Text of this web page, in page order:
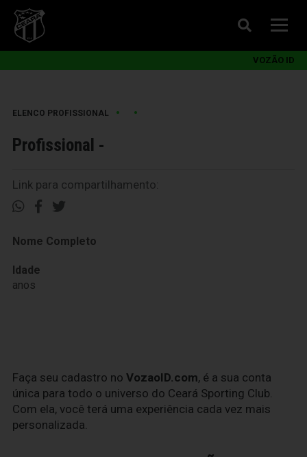
VOZÃO ID
ELENCO PROFISSIONAL • •
Profissional -
Link para compartilhamento:
Nome Completo
Idade
anos
Faça seu cadastro no VozaoID.com, é a sua conta
única para todo o universo do Ceará Sporting Club.
Com ela, você terá uma experiência cada vez mais
personalizada.